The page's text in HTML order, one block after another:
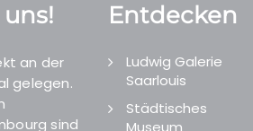
an der
gelegen.
sind
Entdecken
Ludwig Galerie
Saarlouis
Städtisches
Museum